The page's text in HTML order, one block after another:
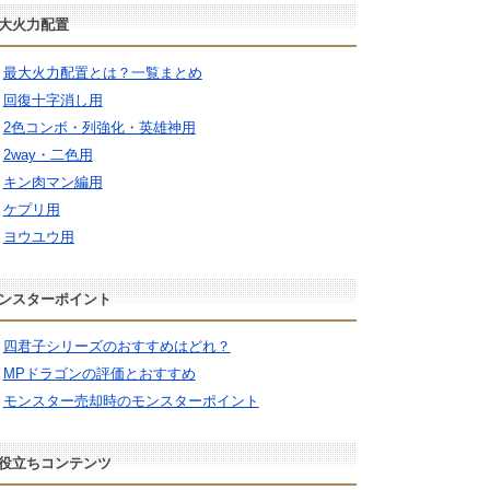
火力配置
最大火力配置とは？一覧まとめ
回復十字消し用
2色コンボ・列強化・英雄神用
2way・二色用
キン肉マン編用
ケプリ用
ヨウユウ用
スターポイント
四君子シリーズのおすすめはどれ？
MPドラゴンの評価とおすすめ
モンスター売却時のモンスターポイント
立ちコンテンツ